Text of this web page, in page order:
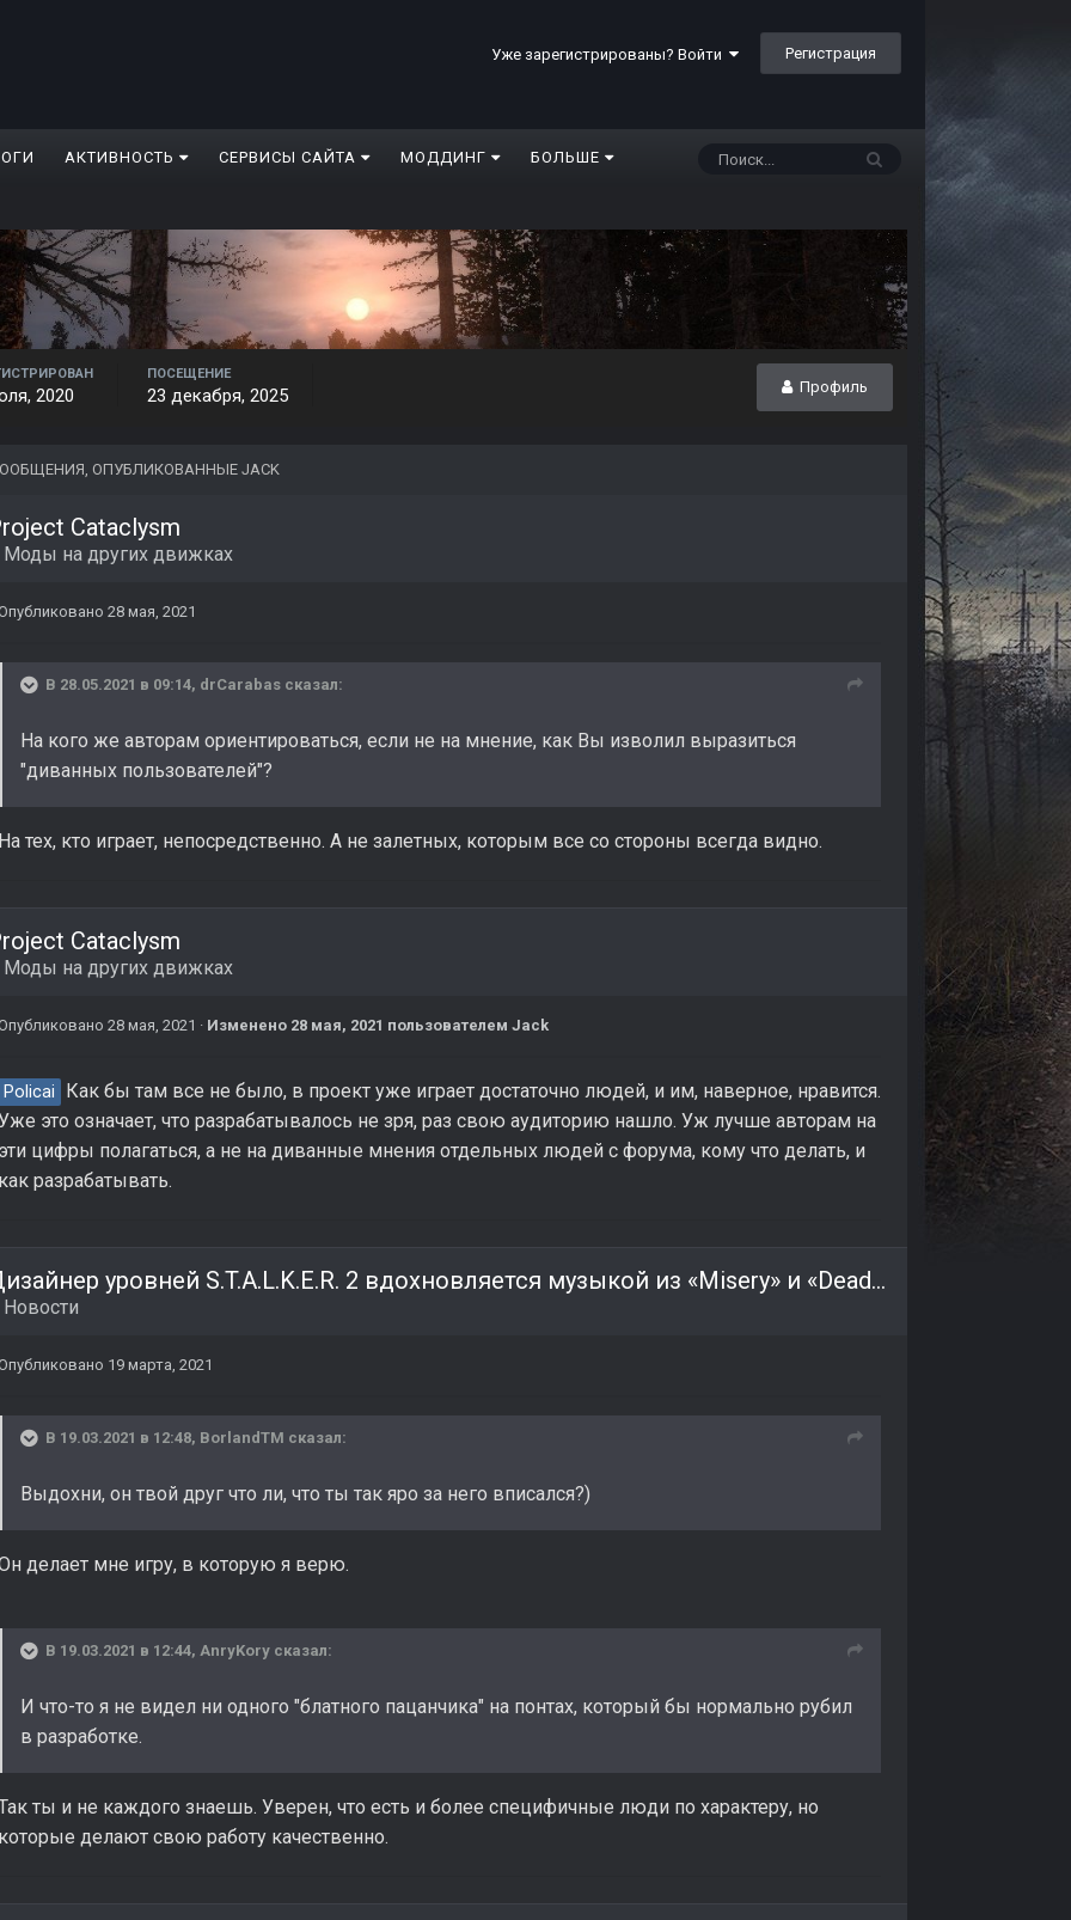
Уже зарегистрированы? Войти Регистрация
АКТИВНОСТЬ СЕРВИСЫ САЙТА МОДДИНГ БОЛЬШЕ
Профиль
2020
ПОСЕЩЕНИЕ
23 декабря, 2025
ОПУБЛИКОВАННЫЕ JACK
Cataclysm
Моды на других движках
28 мая, 2021
В 28.05.2021 в 09:14, drCarabas сказал:
На кого же авторам ориентироваться, если не на мнение, как Вы изволил выразиться
"диванных пользователей"?
тех, кто играет, непосредственно. А не залетных, которым все со стороны всегда видно.
Cataclysm
Моды на других движках
28 мая, 2021 · Изменено 28 мая, 2021 пользователем Jack
Policai
Как бы там все не было, в проект уже играет достаточно людей, и им, наверное, нравится.
это означает, что разрабатывалось не зря, раз свою аудиторию нашло. Уж лучше авторам на
цифры полагаться, а не на диванные мнения отдельных людей с форума, кому что делать, и
разрабатывать.
Дизайнер уровней S.T.A.L.K.E.R. 2 вдохновляется музыкой из «Misery» и «Dead Air»
Новости
19 марта, 2021
В 19.03.2021 в 12:48, BorlandTM сказал:
Выдохни, он твой друг что ли, что ты так яро за него вписался?)
делает мне игру, в которую я верю.
В 19.03.2021 в 12:44, AnryKory сказал:
И что-то я не видел ни одного "блатного пацанчика" на понтах, который бы нормально рубил
в разработке.
ты и не каждого знаешь. Уверен, что есть и более специфичные люди по характеру, но
делают свою работу качественно.